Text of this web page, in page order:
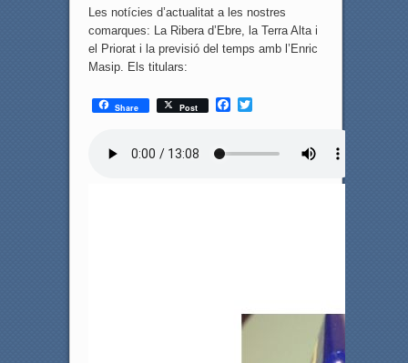
Les notícies d’actualitat a les nostres
comarques: La Ribera d’Ebre, la Terra Alta i
el Priorat i la previsió del temps amb l’Enric
Masip. Els titulars:
Share Post
F
T